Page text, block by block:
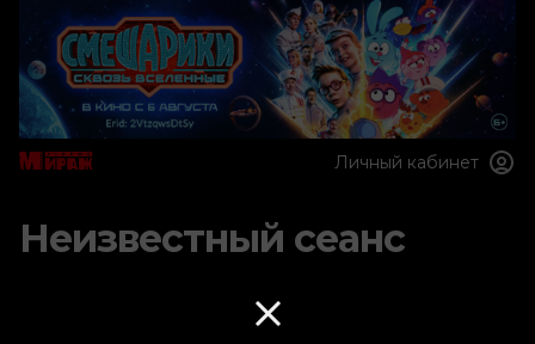
Личный кабинет
Неизвестный сеанс